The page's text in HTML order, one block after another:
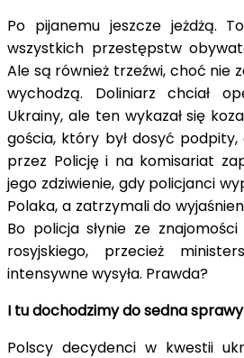
Po pijanemu jeszcze jeżdżą.
wszystkich przestępstw
Ale są również trzeźwi, choć nie
wychodzą. Doliniarz chciał
Ukrainy, ale ten wykazał się
gościa, który był dosyć
przez Policję i na komisariat
jego zdziwienie, gdy policjanci
Polaka, a zatrzymali do
Bo policja słynie ze
rosyjskiego, przecież
intensywne wysyła. Prawda?
I tu dochodzimy do sedna sprawy
Polscy decydenci w kwestii